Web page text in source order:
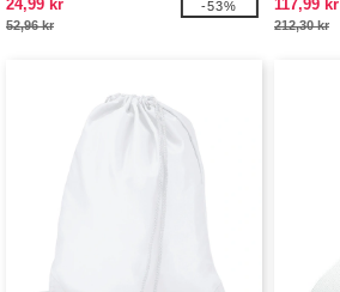
24,99 kr
52,96 kr
-53%
117,99 kr
212,30 kr